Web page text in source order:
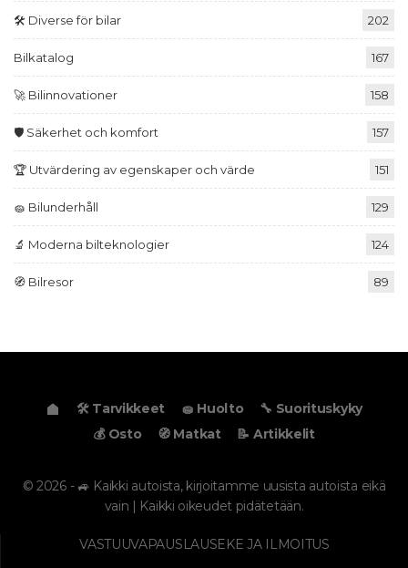
🛠️ Diverse för bilar 202
Bilkatalog 167
🚀 Bilinnovationer 158
🛡️ Säkerhet och komfort 157
🏆 Utvärdering av egenskaper och värde 151
🧽 Bilunderhåll 129
🔬 Moderna bilteknologier 124
🧭 Bilresor 89
🛠️ Tarvikkeet 🧽 Huolto
🔧 Suorituskyky
💰 Osto
🧭 Matkat 📝 Artikkelit
© 2026 - 🚙 Kaikki autoista, kirjoitamme uusista autoista eikä
vain | Kaikki oikeudet pidätetään.
VASTUUVAPAUSLAUSEKE JA ILMOITUS